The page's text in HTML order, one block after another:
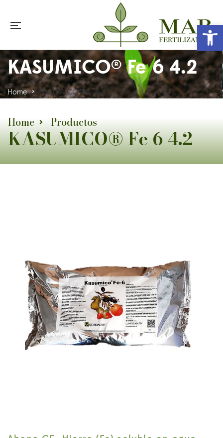
KASUMICO® Fe 6 4.2
Home > KASUMICO® Fe 6 4.2
Home Productos
KASUMICO® Fe 6 4.2